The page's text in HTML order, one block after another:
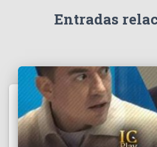
Entradas